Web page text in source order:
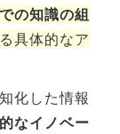
の知識の組
具体的なア
化した情報
なイノベー